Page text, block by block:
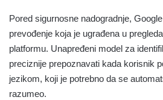
Pored sigurnosne nadogradnje,
prevođenje koja je ugrađena u
platformu. Unapređeni model za
preciznije prepoznavati kada korisnik
jezikom, koji je potrebno da se
razumeo.